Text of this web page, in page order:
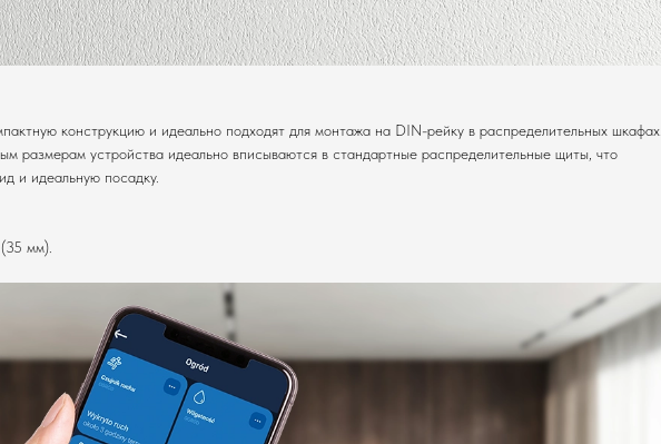
конструкцию и идеально подходят для монтажа на DIN-рейку в распределительных шкафах.
размерам устройства идеально вписываются в стандартные распределительные щиты, что
и идеальную посадку.
мм).